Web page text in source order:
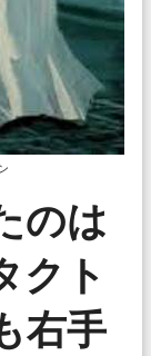
のは
クト
右手